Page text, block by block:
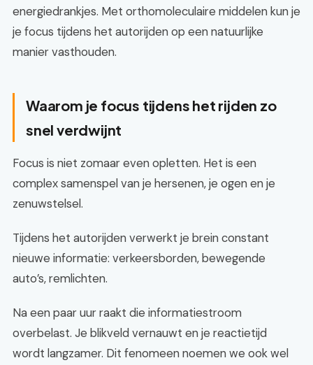
energiedrankjes. Met orthomoleculaire middelen kun je
je focus tijdens het autorijden op een natuurlijke
manier vasthouden.
Waarom je focus tijdens het rijden zo
snel verdwijnt
Focus is niet zomaar even opletten. Het is een
complex samenspel van je hersenen, je ogen en je
zenuwstelsel.
Tijdens het autorijden verwerkt je brein constant
nieuwe informatie: verkeersborden, bewegende
auto’s, remlichten.
Na een paar uur raakt die informatiestroom
overbelast. Je blikveld vernauwt en je reactietijd
wordt langzamer. Dit fenomeen noemen we ook wel